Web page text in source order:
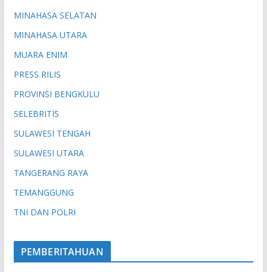
MINAHASA SELATAN
MINAHASA UTARA
MUARA ENIM
PRESS RILIS
PROVINSI BENGKULU
SELEBRITIS
SULAWESI TENGAH
SULAWESI UTARA
TANGERANG RAYA
TEMANGGUNG
TNI DAN POLRI
PEMBERITAHUAN